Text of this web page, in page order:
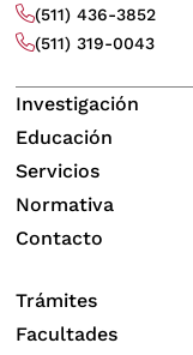
(511) 436-3852
(511) 319-0043
Investigación
Educación
Servicios
Normativa
Contacto
Trámites
Facultades